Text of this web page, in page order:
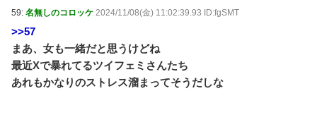
59: 名無しのコロッケ 2024/11/08(金) 11:02:39.93 ID:fgSMT
>>57
まあ、女も一緒だと思うけどね
最近Xで暴れてるツイフェミさんたち
あれもかなりのストレス溜まってそうだしな